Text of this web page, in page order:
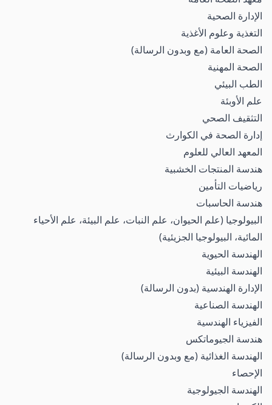
الإدارة الصحية
التغذية وعلوم الأغذية
الصحة العامة (مع وبدون الرسالة)
الصحة المهنية
الطب البيئي
علم الأوبئة
التثقيف الصحي
إدارة الصحة في الكوارث
المعهد العالي للعلوم
هندسة المنتجات الخشبية
رياضيات التأمين
هندسة الحاسبات
البيولوجيا (علم الحيوان، علم النبات، علم البيئة، علم الأحياء
المائية، البيولوجيا الجزيئية)
الهندسة الحيوية
الهندسة البيئية
الإدارة الهندسية (بدون الرسالة)
الهندسة الصناعية
الفيزياء الهندسية
هندسة الجيوماتكس
الهندسة الغذائية (مع وبدون الرسالة)
الإحصاء
الهندسة الجيولوجية